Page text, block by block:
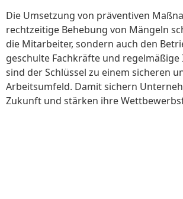
Die Umsetzung von präventiven
rechtzeitige Behebung von Mängeln
die Mitarbeiter, sondern auch den
geschulte Fachkräfte und
sind der Schlüssel zu einem sicheren
Arbeitsumfeld. Damit sichern
Zukunft und stärken ihre